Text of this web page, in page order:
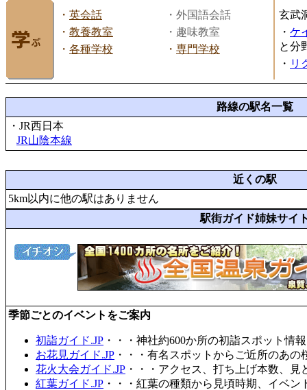
・ 英会話
・外国語会話
・ 教養教室
・趣味教室
・ 各種学校 ・ 専門学校
玄武
・ ケ
と分
・ リ
路線の駅名一覧
・JR西日本
JR山陰本線
近くの駅
5km以内に他の駅はありません
駅街ガイド姉妹サイ
季節ごとのイベントをご案内
初詣ガイド.JP ・・・神社約600か所の初詣スポット情
お花見ガイド.JP ・・・有名スポットからご近所のあ
花火大会ガイド.JP ・・・アクセス、打ち上げ本数、
紅葉ガイド.JP ・・・紅葉の種類から見頃時期、イベ